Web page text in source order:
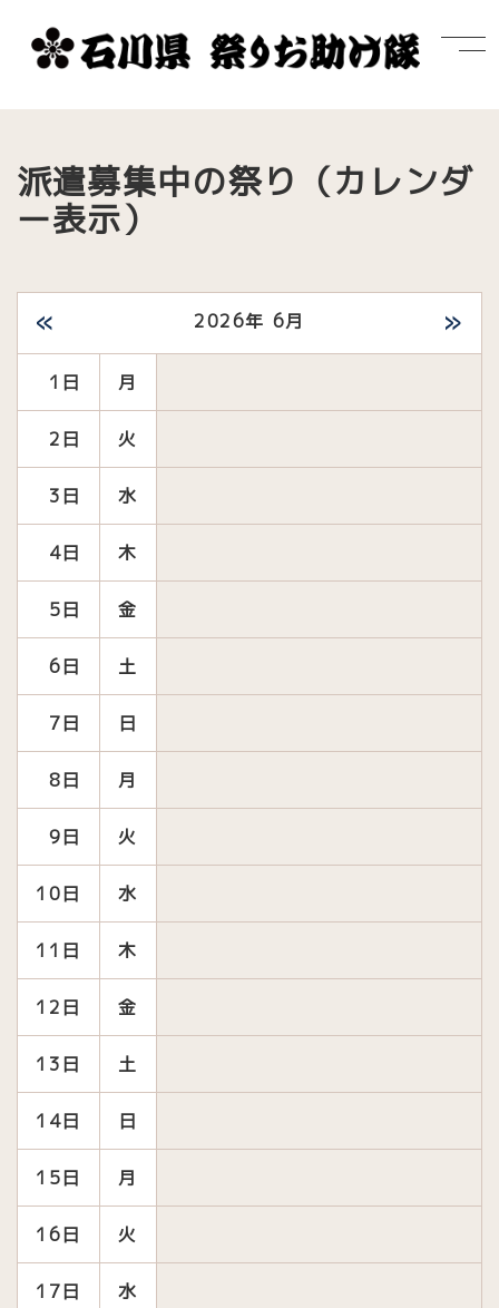
派遣募集中の祭り（カレンダ
ー表示）
« 2026年 6月 »
1日 月
2日 火
3日 水
4日 木
5日 金
6日 土
7日 日
8日 月
9日 火
10日 水
11日 木
12日 金
13日 土
14日 日
15日 月
16日 火
17日 水